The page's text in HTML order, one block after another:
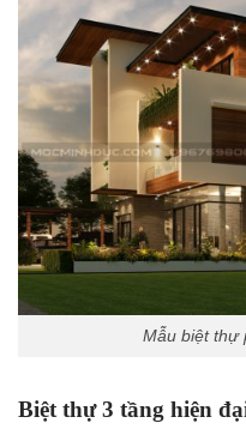
Mẫu biệt thự
Biệt thự 3 tầng hiện